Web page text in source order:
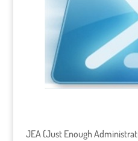
JEA (Just Enough